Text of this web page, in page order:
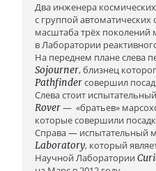
Два инженера
с группой автоматических
масштаба трёх поколений
в Лаборатории
На переднем плане слева
Sojourner, близнец
Pathfinderсовершил
Слева стоит
Rover— «братьев»
которые совершили
Справа — испытательный
Laboratory, который
Научной Лаборатории